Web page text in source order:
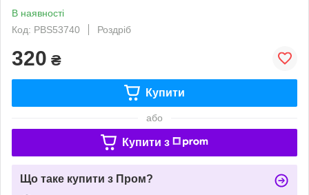
В наявності
Код: PBS53740
Роздріб
320 ₴
Купити
або
Купити з
Що таке купити з Пром?